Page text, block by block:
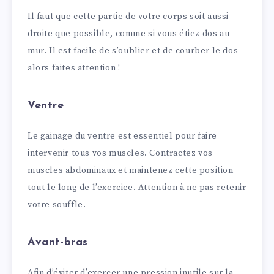
Il faut que cette partie de votre corps soit aussi
droite que possible, comme si vous étiez dos au
mur. Il est facile de s’oublier et de courber le dos
alors faites attention !
Ventre
Le gainage du ventre est essentiel pour faire
intervenir tous vos muscles. Contractez vos
muscles abdominaux et maintenez cette position
tout le long de l’exercice. Attention à ne pas retenir
votre souffle.
Avant-bras